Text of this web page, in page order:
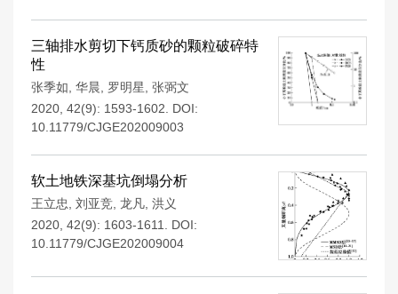
三轴排水剪切下钙质砂的颗粒破碎特
性
张季如 华晨 罗明星 张弼文
2020, 42(9): 1593-1602.
DOI:
10.11779/CJGE202009003
软土地铁深基坑倒塌分析
王立忠 刘亚竞 龙凡 洪义
2020, 42(9): 1603-1611.
DOI:
10.11779/CJGE202009004